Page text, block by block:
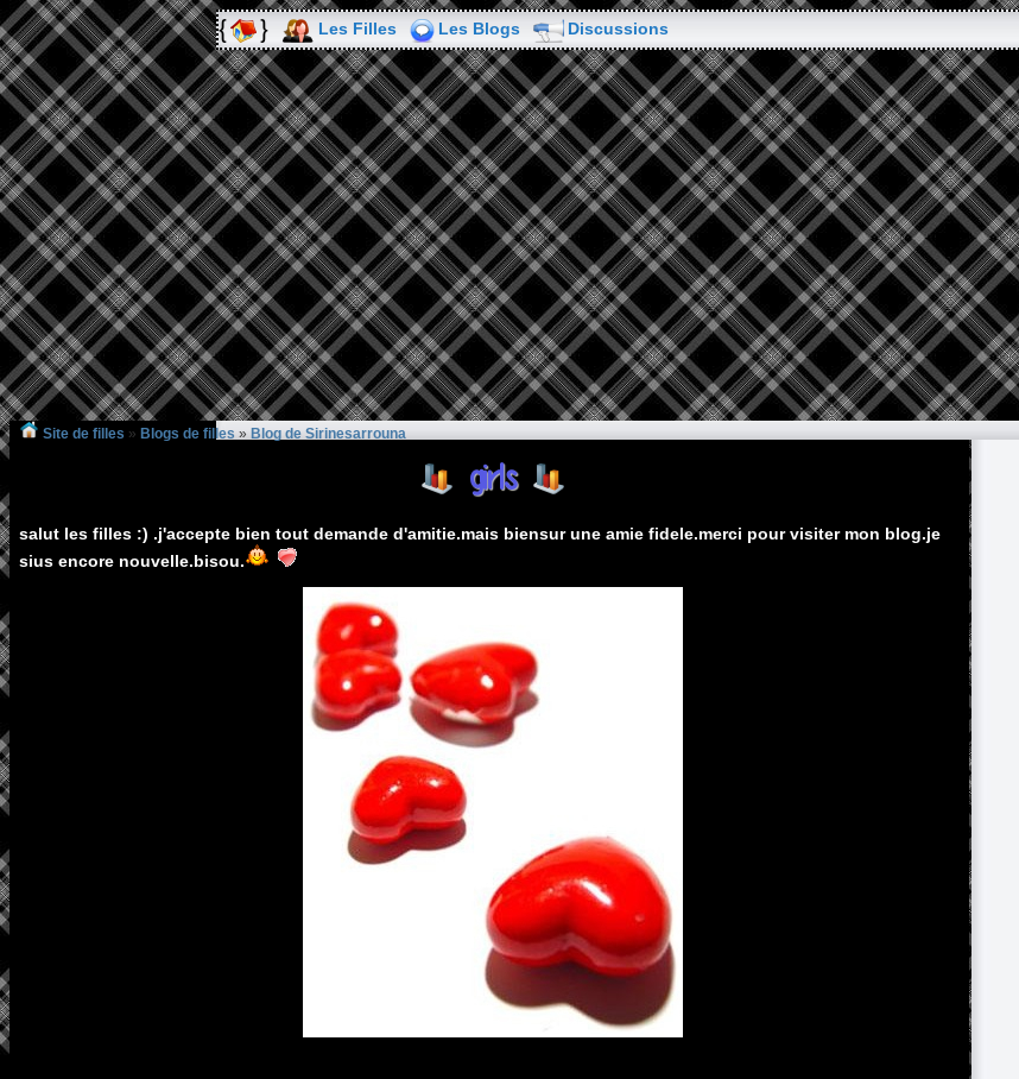
Les Filles Les Blogs Discussions
Site de filles » Blogs de filles » Blog de Sirinesarrouna
girls
salut les filles :) .j'accepte bien tout demande d'amitie.mais biensur une amie fidele.merci pour visiter mon blog.je
sius encore nouvelle.bisou.